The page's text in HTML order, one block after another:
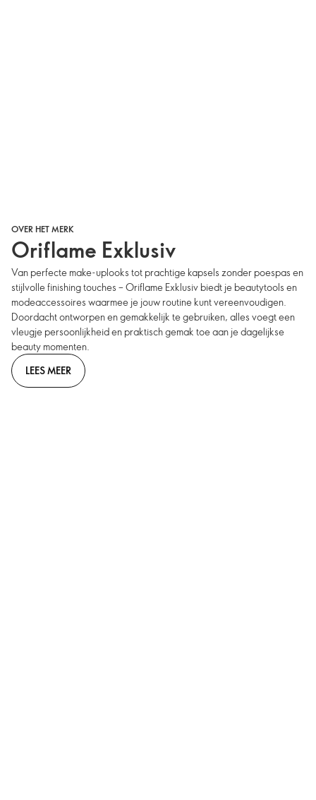
OVER HET MERK
Oriflame Exklusiv
Van perfecte make-uplooks tot prachtige kapsels zonder poespas en
stijlvolle finishing touches – Oriflame Exklusiv biedt je beautytools en
modeaccessoires waarmee je jouw routine kunt vereenvoudigen.
Doordacht ontworpen en gemakkelijk te gebruiken, alles voegt een
vleugje persoonlijkheid en praktisch gemak toe aan je dagelijkse
beauty momenten.
LEES MEER